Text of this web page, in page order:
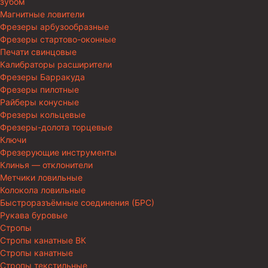
Магнитные ловители
Фрезеры арбузообразные
Фрезеры стартово-оконные
Печати свинцовые
Калибраторы расширители
Фрезеры Барракуда
Фрезеры пилотные
Райберы конусные
Фрезеры кольцевые
Фрезеры-долота торцевые
Ключи
Фрезерующие инструменты
Клинья — отклонители
Метчики ловильные
Колокола ловильные
Быстроразъёмные соединения (БРС)
Рукава буровые
Стропы
Стропы канатные ВК
Стропы канатные
Стропы текстильные